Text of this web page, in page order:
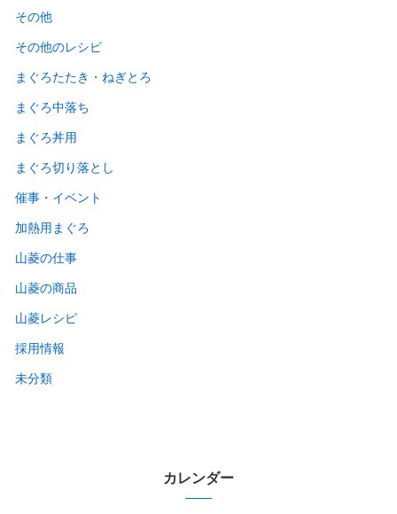
その他
その他のレシピ
まぐろたたき・ねぎとろ
まぐろ中落ち
まぐろ丼用
まぐろ切り落とし
催事・イベント
加熱用まぐろ
山菱の仕事
山菱の商品
山菱レシピ
採用情報
未分類
カレンダー